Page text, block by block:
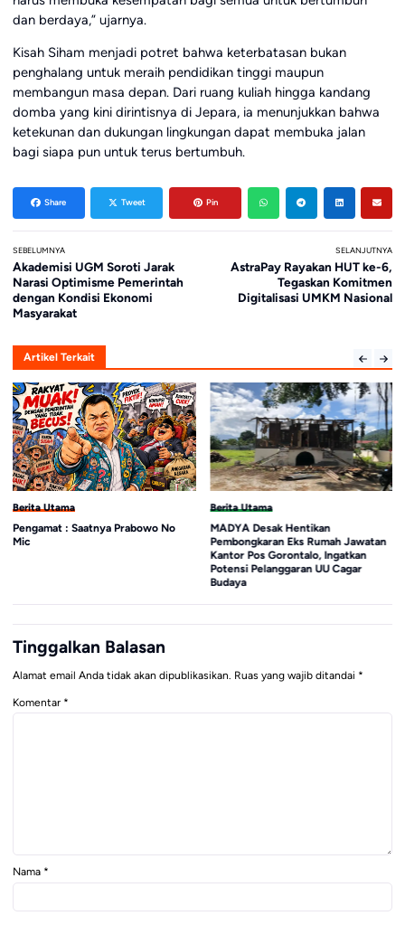
dan berdaya,” ujarnya.
Kisah Siham menjadi potret bahwa keterbatasan bukan
penghalang untuk meraih pendidikan tinggi maupun
membangun masa depan. Dari ruang kuliah hingga kandang
domba yang kini dirintisnya di Jepara, ia menunjukkan bahwa
ketekunan dan dukungan lingkungan dapat membuka jalan
bagi siapa pun untuk terus bertumbuh.
Share Tweet Pin
SEBELUMNYA
Akademisi UGM Soroti Jarak
Narasi Optimisme Pemerintah
dengan Kondisi Ekonomi
Masyarakat
SELANJUTNYA
AstraPay Rayakan HUT ke-6,
Tegaskan Komitmen
Digitalisasi UMKM Nasional
Artikel Terkait
Berita Utama
Pengamat : Saatnya Prabowo No
Mic
Berita Utama
MADYA Desak Hentikan
Pembongkaran Eks Rumah Jawatan
Kantor Pos Gorontalo, Ingatkan
Potensi Pelanggaran UU Cagar
Budaya
Tinggalkan Balasan
Alamat email Anda tidak akan dipublikasikan. Ruas yang wajib ditandai *
Komentar *
Nama *